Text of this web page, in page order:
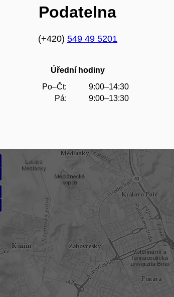
Podatelna
(+420) 549 49 5201
Úřední hodiny
Po–Čt:
Pá:
9:00–14:30
9:00–13:30